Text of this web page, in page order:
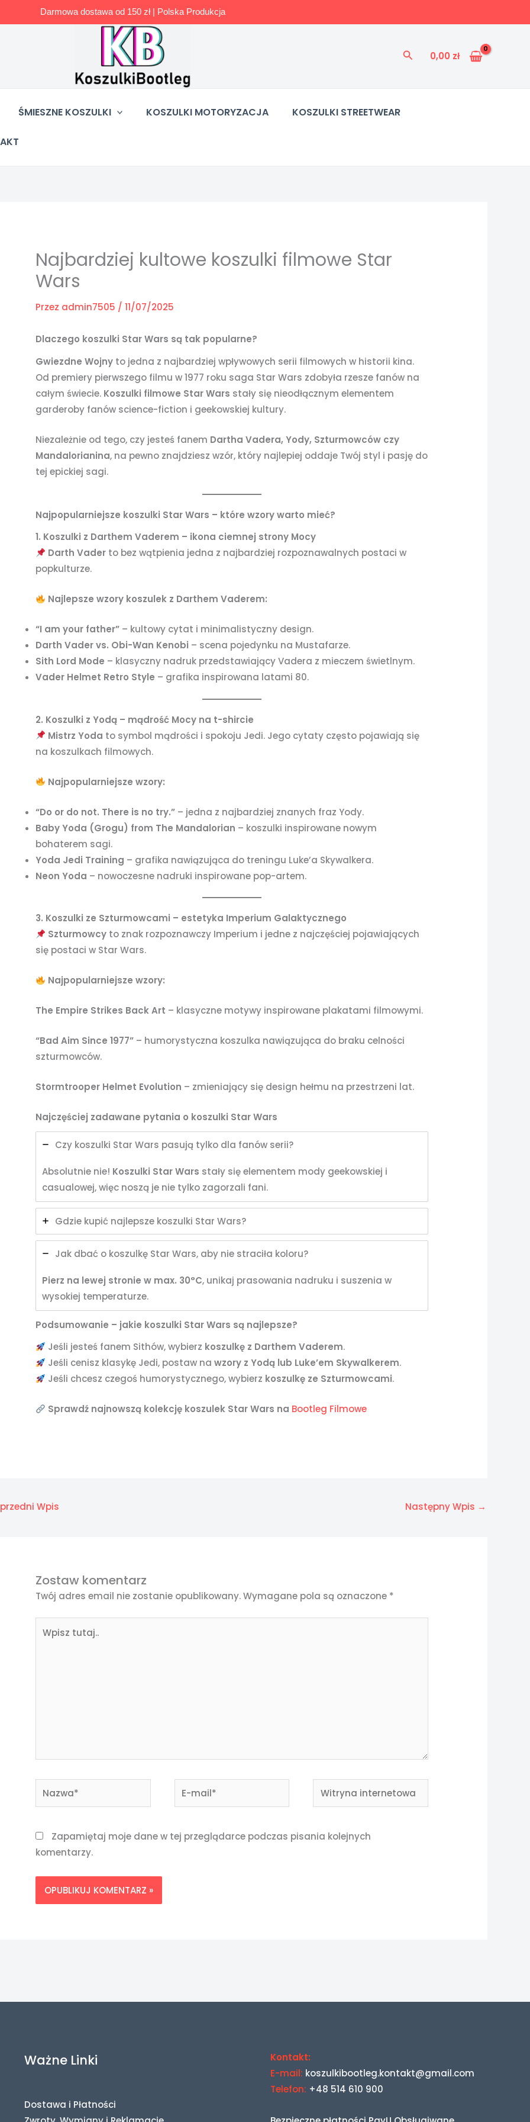
Darmowa dostawa od 150 zł | Polska Produkcja
Szukaj0,00 zł
ŚMIESZNE KOSZULKI KOSZULKI MOTORYZACJA KOSZULKI STREETWEAR
Najbardziej kultowe koszulki filmowe Star
Wars
Przez admin7505 /11/07/2025
Dlaczego koszulki Star Wars są tak popularne?
Gwiezdne Wojny to jedna z najbardziej wpływowych serii filmowych w historii kina.
Od premiery pierwszego filmu w 1977 roku saga Star Wars zdobyła rzesze fanów na
całym świecie. Koszulki filmowe Star Wars stały się nieodłącznym elementem
garderoby fanów science-fiction i geekowskiej kultury.
Niezależnie od tego, czy jesteś fanem Dartha Vadera, Yody, Szturmowców czy
Mandalorianina, na pewno znajdziesz wzór, który najlepiej oddaje Twój styl i pasję do
tej epickiej sagi.
Najpopularniejsze koszulki Star Wars – które wzory warto mieć?
1. Koszulki z Darthem Vaderem – ikona ciemnej strony Mocy
Darth Vader to bez wątpienia jedna z najbardziej rozpoznawalnych postaci w
popkulturze.
Najlepsze wzory koszulek z Darthem Vaderem:
“I am your father” – kultowy cytat i minimalistyczny design.
Darth Vader vs. Obi-Wan Kenobi – scena pojedynku na Mustafarze.
Sith Lord Mode – klasyczny nadruk przedstawiający Vadera z mieczem świetlnym.
Vader Helmet Retro Style – grafika inspirowana latami 80.
2. Koszulki z Yodą – mądrość Mocy na t-shircie
Mistrz Yoda to symbol mądrości i spokoju Jedi. Jego cytaty często pojawiają się
na koszulkach filmowych.
Najpopularniejsze wzory:
“Do or do not. There is no try.” – jedna z najbardziej znanych fraz Yody.
Baby Yoda (Grogu) from The Mandalorian – koszulki inspirowane nowym
bohaterem sagi.
Yoda Jedi Training – grafika nawiązująca do treningu Luke’a Skywalkera.
Neon Yoda – nowoczesne nadruki inspirowane pop-artem.
3. Koszulki ze Szturmowcami – estetyka Imperium Galaktycznego
Szturmowcy to znak rozpoznawczy Imperium i jedne z najczęściej pojawiających
się postaci w Star Wars.
Najpopularniejsze wzory:
The Empire Strikes Back Art – klasyczne motywy inspirowane plakatami filmowymi.
“Bad Aim Since 1977” – humorystyczna koszulka nawiązująca do braku celności
szturmowców.
Stormtrooper Helmet Evolution – zmieniający się design hełmu na przestrzeni lat.
Najczęściej zadawane pytania o koszulki Star Wars
Czy koszulki Star Wars pasują tylko dla fanów serii?
Absolutnie nie! Koszulki Star Wars stały się elementem mody geekowskiej i
casualowej, więc noszą je nie tylko zagorzali fani.
Gdzie kupić najlepsze koszulki Star Wars?
Jak dbać o koszulkę Star Wars, aby nie straciła koloru?
Pierz na lewej stronie w max. 30°C, unikaj prasowania nadruku i suszenia w
wysokiej temperaturze.
Podsumowanie – jakie koszulki Star Wars są najlepsze?
Jeśli jesteś fanem Sithów, wybierz koszulkę z Darthem Vaderem.
Jeśli cenisz klasykę Jedi, postaw nawzory z Yodą lub Luke’em Skywalkerem.
Jeśli chcesz czegoś humorystycznego, wybierz koszulkę ze Szturmowcami.
Sprawdź najnowszą kolekcję koszulek Star Wars na Bootleg Filmowe
Wpis Następny Wpis →
Zostaw komentarz
Twój adres email nie zostanie opublikowany.Wymagane pola są oznaczone *
tutaj..
Witryna
internetowa
Zapamiętaj moje dane w tej przeglądarce podczas pisania kolejnych
komentarzy.
Ważne Linki
Dostawa i Płatności
Kontakt:
E-mail: koszulkibootleg.kontakt@gmail.com
Telefon: +48 514 610 900